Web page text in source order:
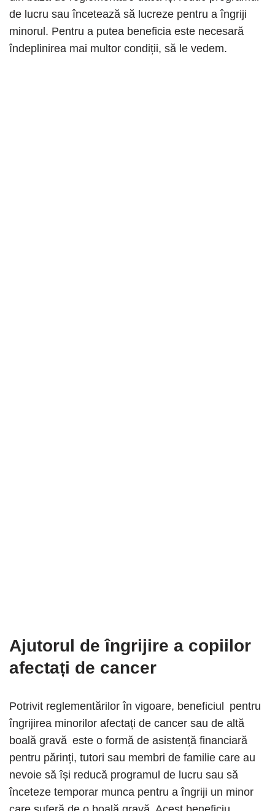
de lucru sau încetează să lucreze pentru a îngriji
minorul. Pentru a putea beneficia este necesară
îndeplinirea mai multor condiții, să le vedem.
Ajutorul de îngrijire a copiilor
afectați de cancer
Potrivit reglementărilor în vigoare, beneficiul pentru
îngrijirea minorilor afectați de cancer sau de altă
boală gravă este o formă de asistență financiară
pentru părinți, tutori sau membri de familie care au
nevoie să își reducă programul de lucru sau să
înceteze temporar munca pentru a îngriji un minor